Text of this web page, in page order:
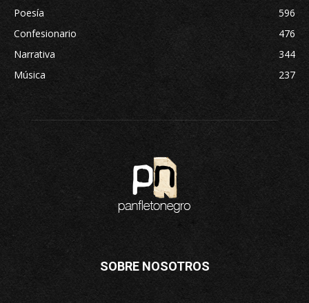
Poesía
596
Confesionario
476
Narrativa
344
Música
237
SOBRE NOSOTROS